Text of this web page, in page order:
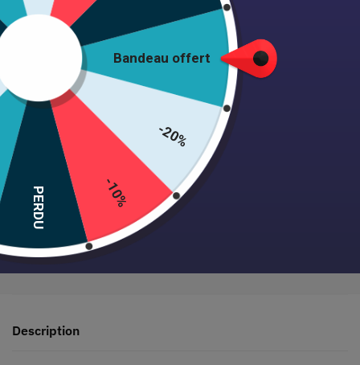
Ajouter au panier
Expédition 24/48h • Satisfait ou remboursé • +1000 clientes
Paiement sécurisé garanti
Description
Bandeau offert
-20%
-10%
PERDU